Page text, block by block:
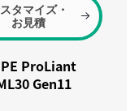
タマイズ・
お見積
ProLiant
Gen11